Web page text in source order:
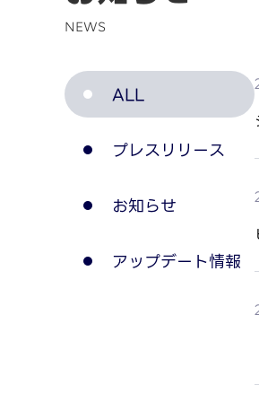
NEWS
ALL
プレスリリース
お知らせ
アップデート情報